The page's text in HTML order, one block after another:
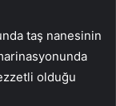
taş nanesinin
olduğu